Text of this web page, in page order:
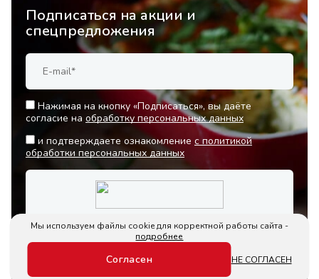
Подписаться на акции и
спецпредложения
Нажимая на кнопку «Подписаться», вы даёте
согласие на обработку персональных данных
и подтверждаете ознакомление с политикой
обработки персональных данных
Мы используем файлы cookie для корректной работы сайта -
подробнее
Согласен НЕ СОГЛАСЕН